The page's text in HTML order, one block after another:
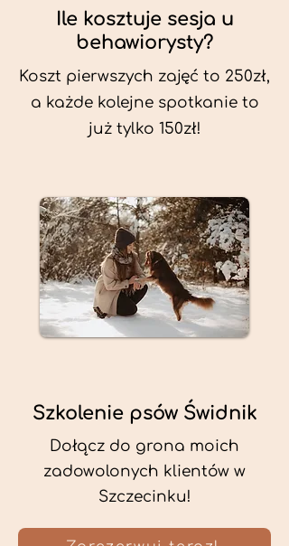
Ile kosztuje sesja u
behawiorysty?
Koszt pierwszych zajęć to 250zł,
a każde kolejne spotkanie to
już tylko 150zł!
Szkolenie psów Świdnik
Dołącz do grona moich
zadowolonych klientów w
Szczecinku!